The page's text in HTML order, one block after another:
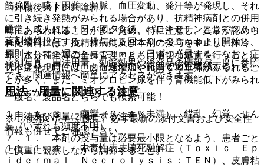
筋強剛、嚥下困難、頻脈、血圧変動、発汗等が発現し、それ
に引き続き発熱がみられる場合があり、抗精神病剤との併用
時にあらわれることが多いため、特に注意し、異常が認めら
れた場合には、抗精神病剤及び本剤の投与を中止し、体冷
却、水分補給等の全身管理とともに適切な処置を行うこと
（本症発現時には、白血球増加や血清ＣＫ上昇がみられるこ
とが多く、また、ミオグロビン尿を伴う腎機能低下がみられ
ることがある）〔１０．２参照〕。
１１．１．３． 痙攣（０．１％未満）、錯乱、幻覚、せん
妄（いずれも頻度不明）。
１１．１．４． 中毒性表皮壊死融解症（Ｔｏｘｉｃ Ｅｐ
ｉｄｅｒｍａｌ Ｎｅｃｒｏｌｙｓｉｓ：ＴＥＮ）、皮膚粘
〈外傷後ストレス障害〉
通常、成人には１日１回夕食後、パロキセチンとして２０ｍ
ｇを経口投与する。投与は１回１０〜２０ｍｇより開始し、
原則として１週ごとに１０ｍｇ／日ずつ増量する。なお、症
状により１日４０ｍｇを超えない範囲で適宜増減する。
用法・用量に関連する注意
（用法及び用量に関連する注意）
７．１． 本剤の投与量は必要最小限となるよう、患者ごと
に慎重に観察しながら調節すること。
薬剤情報
薬剤写真、用法用量、効能効果や後発品の情報が一度に参照
でき、関連情報へ簡単にアクセスができます。
一般名、製品名どちらでも検索可能！
※ ご使用いただく際に、必ず最新の添付文書および安全性
情報も併せてご確認下さい。